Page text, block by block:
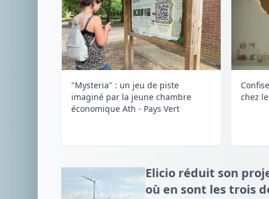
"Mysteria" : un jeu de piste
imaginé par la jeune chambre
économique Ath - Pays Vert
chez
Elicio réduit son
où en sont les trois